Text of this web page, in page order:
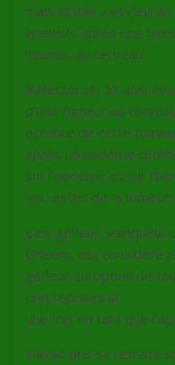
mais stable » et
intensifs après une
heures, au cerveau.
Ballesteros, 51 ans,
d’une tumeur au
octobre de cette
après un oedème
sur l’oedème et sur
les restes de la tumeur
L’ex-golfeur,
Chelem, est considéré
golfeur européen de
cinq reprises la
une fois en tant que
Il avait pris sa retraite